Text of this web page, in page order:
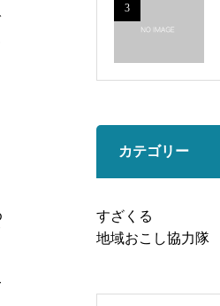
3
カテゴリー
すざくる
地域おこし協力隊